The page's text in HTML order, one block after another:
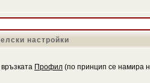
настройки
Профил (по принцип се намира